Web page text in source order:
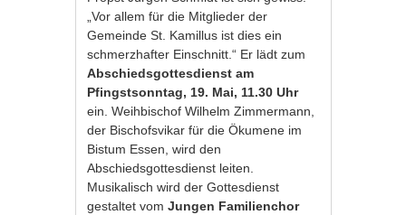
„Vor allem für die Mitglieder der
Gemeinde St. Kamillus ist dies ein
schmerzhafter Einschnitt.“ Er lädt zum
Abschiedsgottesdienst am
Pfingstsonntag, 19. Mai, 11.30 Uhr
ein. Weihbischof Wilhelm Zimmermann,
der Bischofsvikar für die Ökumene im
Bistum Essen, wird den
Abschiedsgottesdienst leiten.
Musikalisch wird der Gottesdienst
gestaltet vomJungen Familienchor